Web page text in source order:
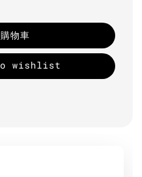
物車
wishlist